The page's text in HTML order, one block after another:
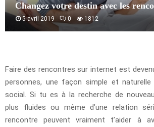
Changez votre destin avec les
5 avril 2019 0 1812
Faire des rencontres sur internet est
personnes, une façon simple et naturelle
social. Si tu es à la recherche de
plus fluides ou même d’une relation
rencontre peuvent vraiment t’aider à